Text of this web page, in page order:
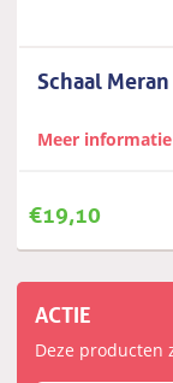
Schaal
Meer informatie
€19,10
ACTIE
Deze producten